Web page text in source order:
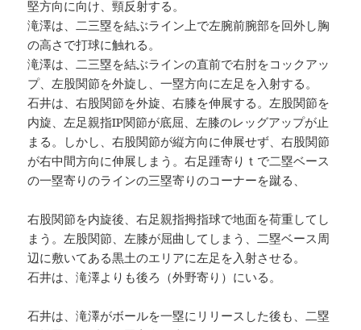
堅方向に向け、頸反射する。
滝澤は、二三塁を結ぶライン上で左腕前腕部を回外し胸
の高さで打球に触れる。
滝澤は、二三塁を結ぶラインの直前で右肘をコックアッ
プ、左股関節を外旋し、一塁方向に左足を入射する。
石井は、右股関節を外旋、右膝を伸展する。左股関節を
内旋、左足親指IP関節が底屈、左膝のレッグアップが止
まる。しかし、右股関節が縦方向に伸展せず、右股関節
が右中間方向に伸展しまう。右足踵寄りｔで二塁ベース
の一塁寄りのラインの三塁寄りのコーナーを蹴る、
右股関節を内旋後、右足親指拇指球で地面を荷重してし
まう。左股関節、左膝が屈曲してしまう、二塁ベース周
辺に敷いてある黒土のエリアに左足を入射させる。
石井は、滝澤よりも後ろ（外野寄り）にいる。
石井は、滝澤がボールを一塁にリリースした後も、二塁